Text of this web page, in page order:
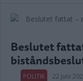
Beslutet
POLITIK 22 juni